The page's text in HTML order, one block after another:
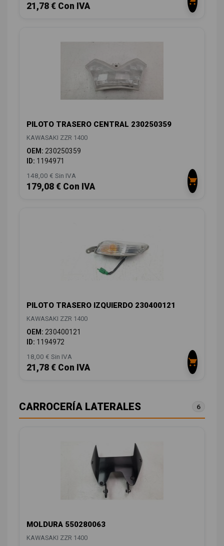
21,78 € Con IVA
PILOTO TRASERO CENTRAL 230250359
KAWASAKI ZZR 1400
OEM: 230250359
ID: 1194971
148,00 € Sin IVA
179,08 € Con IVA
PILOTO TRASERO IZQUIERDO 230400121
KAWASAKI ZZR 1400
OEM: 230400121
ID: 1194972
18,00 € Sin IVA
21,78 € Con IVA
CARROCERÍA LATERALES 6
MOLDURA 550280063
KAWASAKI ZZR 1400